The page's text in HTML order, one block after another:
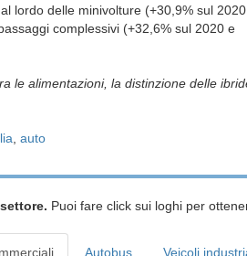
lordo delle minivolture (+30,9% sul
complessivi (+32,6% sul 2020 e
le alimentazioni, la distinzione delle
auto
Puoi fare click sui loghi per
Autobus Veicoli